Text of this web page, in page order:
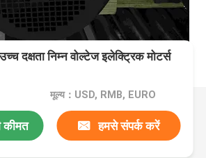
दक्षता निम्न वोल्टेज इलेक्ट्रिक मोटर्स
मूल्य：USD, RMB, EURO
कीमत हमसे संपर्क करें